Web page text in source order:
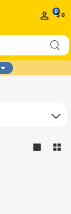
0$ 0